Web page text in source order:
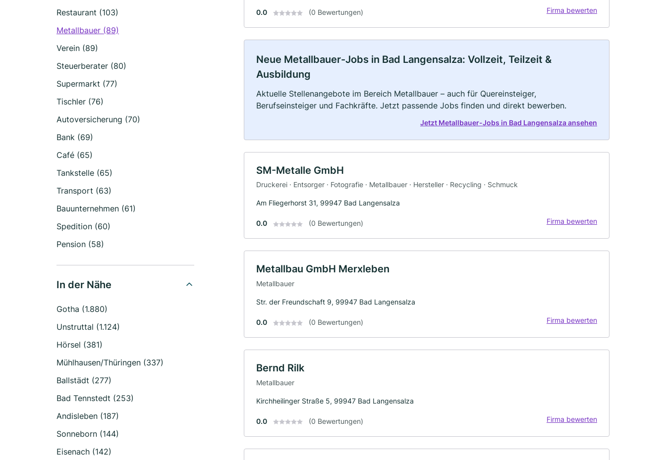
Restaurant (103)
Metallbauer (89)
Verein (89)
Steuerberater (80)
Supermarkt (77)
Tischler (76)
Autoversicherung (70)
Bank (69)
Café (65)
Tankstelle (65)
Transport (63)
Bauunternehmen (61)
Spedition (60)
Pension (58)
In der Nähe
Gotha (1.880)
Unstruttal (1.124)
Hörsel (381)
Mühlhausen/Thüringen (337)
Ballstädt (277)
Bad Tennstedt (253)
Andisleben (187)
Sonneborn (144)
Eisenach (142)
0.0 (0 Bewertungen) Firma bewerten
Neue Metallbauer-Jobs in Bad Langensalza: Vollzeit, Teilzeit &
Ausbildung
Aktuelle Stellenangebote im Bereich Metallbauer – auch für Quereinsteiger,
Berufseinsteiger und Fachkräfte. Jetzt passende Jobs finden und direkt bewerben.
Jetzt Metallbauer-Jobs in Bad Langensalza ansehen
SM-Metalle GmbH
Druckerei · Entsorger · Fotografie · Metallbauer · Hersteller · Recycling · Schmuck
Am Fliegerhorst 31, 99947 Bad Langensalza
0.0 (0 Bewertungen) Firma bewerten
Metallbau GmbH Merxleben
Metallbauer
Str. der Freundschaft 9, 99947 Bad Langensalza
0.0 (0 Bewertungen) Firma bewerten
Bernd Rilk
Metallbauer
Kirchheilinger Straße 5, 99947 Bad Langensalza
0.0 (0 Bewertungen) Firma bewerten